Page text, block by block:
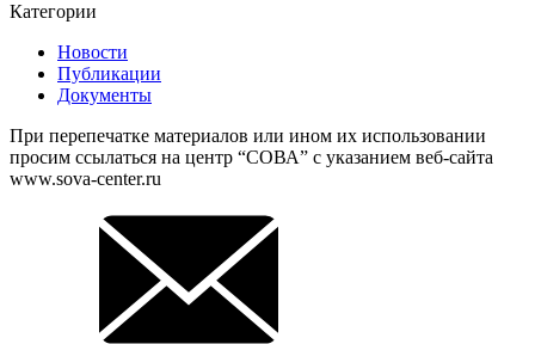
Категории
Новости
Публикации
Документы
При перепечатке материалов или ином их использовании
просим ссылаться на центр “СОВА” с указанием веб-сайта
www.sova-center.ru